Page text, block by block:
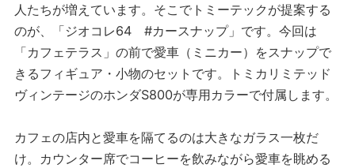
人たちが増えています。そこでトミーテックが提案する
のが、「ジオコレ64 #カースナップ」です。今回は
「カフェテラス」の前で愛車（ミニカー）をスナップで
きるフィギュア・小物のセットです。トミカリミテッド
ヴィンテージのホンダS800が専用カラーで付属します。
カフェの店内と愛車を隔てるのは大きなガラス一枚だ
け。カウンター席でコーヒーを飲みながら愛車を眺める